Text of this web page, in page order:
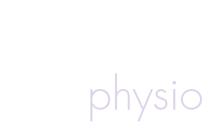
physio